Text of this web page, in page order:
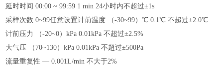
延时时间 00:00 ~ 99:59 1 min 24小时内不超过±1s
采样次数 0~99任意设置计前温度 （-30~99）℃ 0.1℃ 不超过±2.0℃
计前压力
（-20~0）kPa 0.01kPa 不超过±2.5%
大气压 （70~130）kPa 0.01kPa 不超过±500Pa
流量重复性 — 0.001L/min 不大于2%